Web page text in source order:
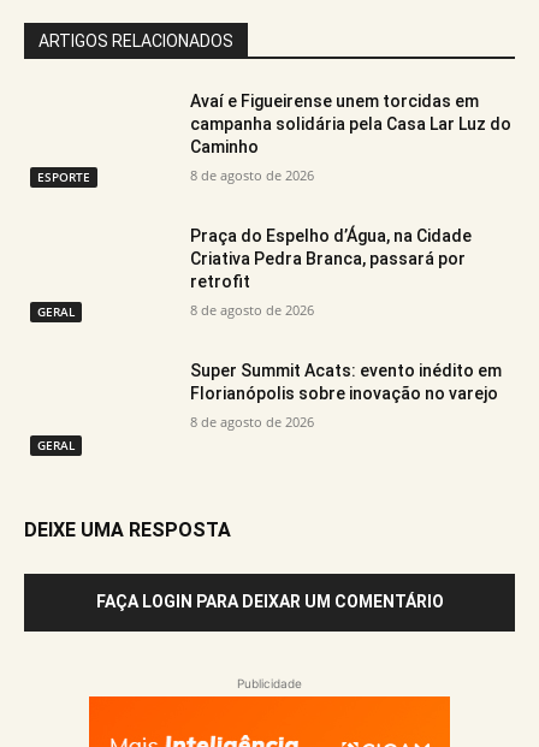
ARTIGOS RELACIONADOS
ESPORTE
Avaí e Figueirense unem torcidas em
campanha solidária pela Casa Lar Luz do
Caminho
8 de agosto de 2026
GERAL
Praça do Espelho d’Água, na Cidade
Criativa Pedra Branca, passará por
retrofit
8 de agosto de 2026
GERAL
Super Summit Acats: evento inédito em
Florianópolis sobre inovação no varejo
8 de agosto de 2026
DEIXE UMA RESPOSTA
FAÇA LOGIN PARA DEIXAR UM COMENTÁRIO
Publicidade